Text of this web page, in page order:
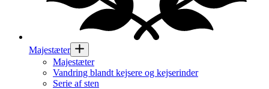
Majestæter
Majestæter
Vandring blandt kejsere og kejserinder
Serie af sten